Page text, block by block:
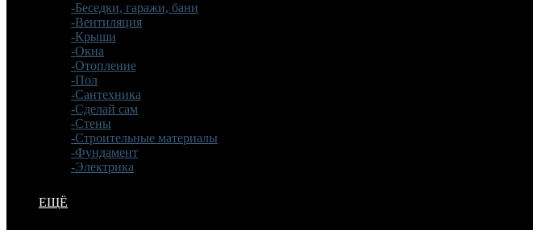
-Беседки, гаражи, бани
-Вентиляция
-Крыши
-Окна
-Отопление
-Пол
-Сантехника
-Сделай сам
-Стены
-Строительные материалы
-Фундамент
-Электрика
ЕЩЁ